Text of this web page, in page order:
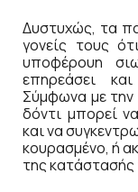
Δυστυχώς, τα
γονείς τους
υποφέρουn
επηρεάσει
Σύμφωνα με την
δόντι μπορεί
και να
κουρασμένο, ή
της κατάστασής